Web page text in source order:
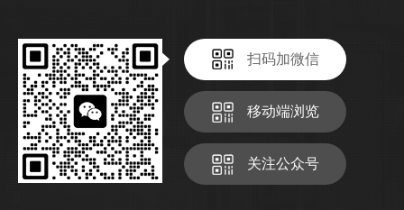
扫码加微信
移动端浏览
关注公众号